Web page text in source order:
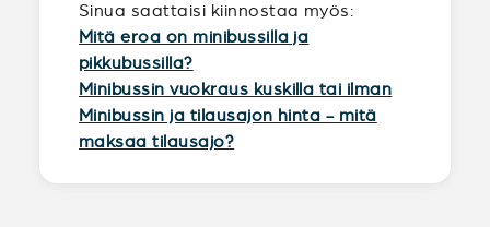
Sinua saattaisi kiinnostaa myös:
Mitä eroa on minibussilla ja
pikkubussilla?
Minibussin vuokraus kuskilla tai ilman
Minibussin ja tilausajon hinta - mitä
maksaa tilausajo?